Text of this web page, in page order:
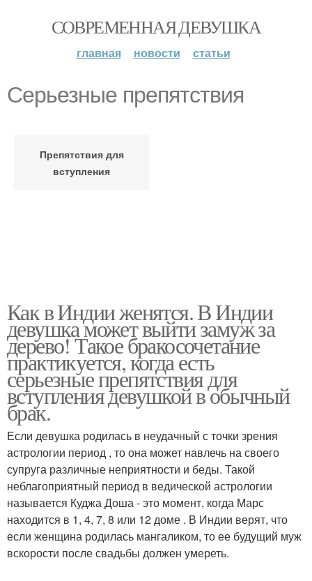
СОВРЕМЕННАЯ ДЕВУШКА
главная новости статьи
Серьезные препятствия
Препятствия для
вступления
Как в Индии женятся. В Индии
девушка может выйти замуж за
дерево! Такое бракосочетание
практикуется, когда есть
серьезные препятствия для
вступления девушкой в обычный
брак.
Если девушка родилась в неудачный с точки зрения
астрологии период , то она может навлечь на своего
супруга различные неприятности и беды. Такой
неблагоприятный период в ведической астрологии
называется Куджа Доша - это момент, когда Марс
находится в 1, 4, 7, 8 или 12 доме . В Индии верят, что
если женщина родилась мангаликом, то ее будущий муж
вскорости после свадьбы должен умереть.